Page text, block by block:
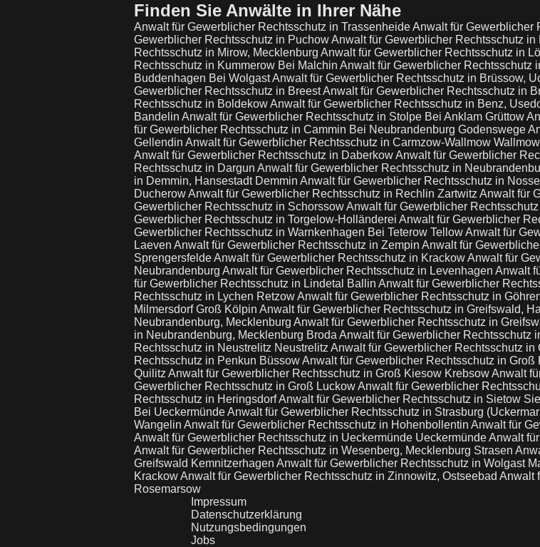
Finden Sie Anwälte in Ihrer Nähe
Anwalt für Gewerblicher Rechtsschutz in TrassenheideAnwalt für Gewerblicher
Gewerblicher Rechtsschutz in PuchowAnwalt für Gewerblicher Rechtsschutz
Rechtsschutz in Mirow, Mecklenburg Anwalt für Gewerblicher Rechtsschutz in
Rechtsschutz in Kummerow Bei Malchin Anwalt für Gewerblicher Rechtsschutz
Buddenhagen Bei WolgastAnwalt für Gewerblicher Rechtsschutz in Brüssow,
Gewerblicher Rechtsschutz in BreestAnwalt für Gewerblicher Rechtsschutz in
Rechtsschutz in BoldekowAnwalt für Gewerblicher Rechtsschutz in Benz,
Bandelin Anwalt für Gewerblicher Rechtsschutz in Stolpe Bei Anklam Grüttow
für Gewerblicher Rechtsschutz in Cammin Bei Neubrandenburg Godenswege
Gellendin Anwalt für Gewerblicher Rechtsschutz in Carmzow-Wallmow Wallmow
Anwalt für Gewerblicher Rechtsschutz in DaberkowAnwalt für Gewerblicher
Rechtsschutz in Dargun Anwalt für Gewerblicher Rechtsschutz in
in Demmin, Hansestadt Demmin Anwalt für Gewerblicher Rechtsschutz in
DucherowAnwalt für Gewerblicher Rechtsschutz in Rechlin Zartwitz Anwalt für
Gewerblicher Rechtsschutz in SchorssowAnwalt für Gewerblicher
Gewerblicher Rechtsschutz in Torgelow-Holländerei Anwalt für Gewerblicher
Gewerblicher Rechtsschutz in Warnkenhagen Bei Teterow TellowAnwalt für
Laeven Anwalt für Gewerblicher Rechtsschutz in Zempin Anwalt für
SprengersfeldeAnwalt für Gewerblicher Rechtsschutz in KrackowAnwalt für
Neubrandenburg Anwalt für Gewerblicher Rechtsschutz in Levenhagen Anwalt
für Gewerblicher Rechtsschutz in Lindetal Ballin Anwalt für Gewerblicher
Rechtsschutz in Lychen RetzowAnwalt für Gewerblicher Rechtsschutz in
Milmersdorf Groß Kölpin Anwalt für Gewerblicher Rechtsschutz in Greifswald,
Neubrandenburg, Mecklenburg Anwalt für Gewerblicher Rechtsschutz in
in Neubrandenburg, Mecklenburg Broda Anwalt für Gewerblicher Rechtsschutz
Rechtsschutz in Neustrelitz Neustrelitz Anwalt für Gewerblicher Rechtsschutz
Rechtsschutz in Penkun BüssowAnwalt für Gewerblicher Rechtsschutz in Groß
Quilitz Anwalt für Gewerblicher Rechtsschutz in Groß Kiesow KrebsowAnwalt
Gewerblicher Rechtsschutz in Groß LuckowAnwalt für Gewerblicher
Rechtsschutz in HeringsdorfAnwalt für Gewerblicher Rechtsschutz in Sietow
Bei UeckermündeAnwalt für Gewerblicher Rechtsschutz in Strasburg
Wangelin Anwalt für Gewerblicher Rechtsschutz in Hohenbollentin Anwalt für
Anwalt für Gewerblicher Rechtsschutz in Ueckermünde UeckermündeAnwalt
Anwalt für Gewerblicher Rechtsschutz in Wesenberg, Mecklenburg Strasen
Greifswald Kemnitzerhagen Anwalt für Gewerblicher Rechtsschutz in Wolgast
KrackowAnwalt für Gewerblicher Rechtsschutz in Zinnowitz, Ostseebad Anwalt
Rosemarsow
Impressum
Datenschutzerklärung
Nutzungsbedingungen
Jobs